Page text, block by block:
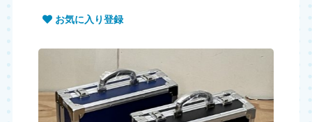
お気に入り登録